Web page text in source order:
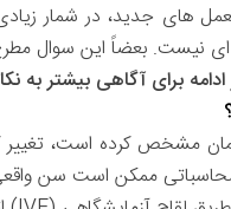
جدید، در شمار زیادی
این سوال مطرح می شود که آیا
برای آگاهی بیشتر به
ممکن است سن واقعی بارداری